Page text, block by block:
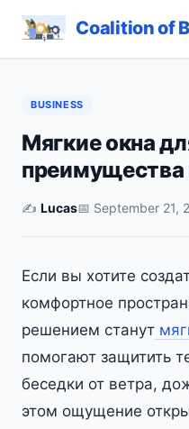
Coalition of
BUSINESS
Мягкие окна
преимущества
✍️ Lucas📅 September 21,
Если вы хотите
комфортное
решением станут
помогают защитить
беседки от ветра,
этом ощущение